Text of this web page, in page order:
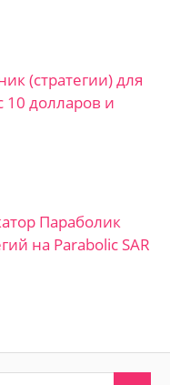
(стратегии) для
10 долларов и
Параболик
на Parabolic SAR